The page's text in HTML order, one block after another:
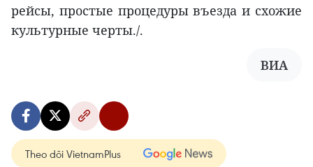
рейсы, простые процедуры въезда и схожие
культурные черты./.
ВИА
Theo dõi VietnamPlus